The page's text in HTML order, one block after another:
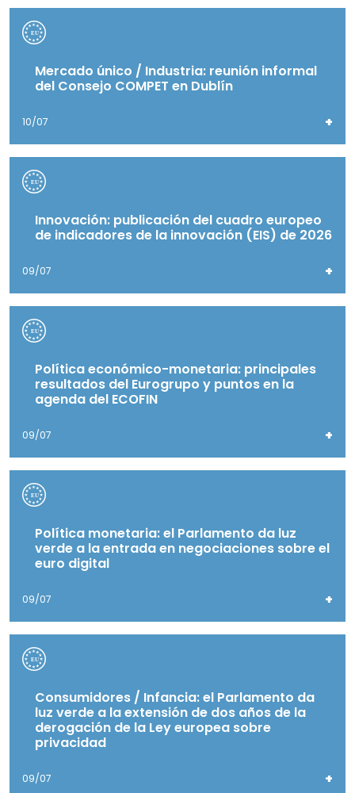
Mercado único / Industria: reunión informal
del Consejo COMPET en Dublín
10/07 +
Innovación: publicación del cuadro europeo
de indicadores de la innovación (EIS) de 2026
09/07 +
Política económico-monetaria: principales
resultados del Eurogrupo y puntos en la
agenda del ECOFIN
09/07 +
Política monetaria: el Parlamento da luz
verde a la entrada en negociaciones sobre el
euro digital
09/07 +
Consumidores / Infancia: el Parlamento da
luz verde a la extensión de dos años de la
derogación de la Ley europea sobre
privacidad
09/07 +